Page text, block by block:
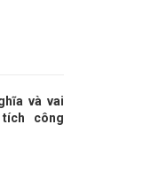
và vai
công